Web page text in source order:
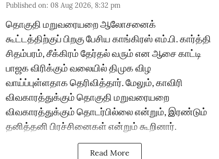
Published on: 08 Aug 2026, 8:32 pm
தொகுதி மறுவரையறை ஆலோசனைக்
கூட்டத்திற்குப் பிறகு பேசிய காங்கிரஸ் எம்.பி. கார்த்தி
சிதம்பரம், சீக்கிரம் தேர்தல் வரும் என ஆசை காட்டி
பாஜக விரிக்கும் வலையில் திமுக விழ
வாய்ப்புள்ளதாக தெரிவித்தார். மேலும், காவிரி
விவகாரத்துக்கும் தொகுதி மறுவரையறை
விவகாரத்துக்கும் தொடர்பில்லை என்றும், இரண்டும்
தனித்தனி பிரச்சினைகள் என்றும் கூறினார்.
Read More